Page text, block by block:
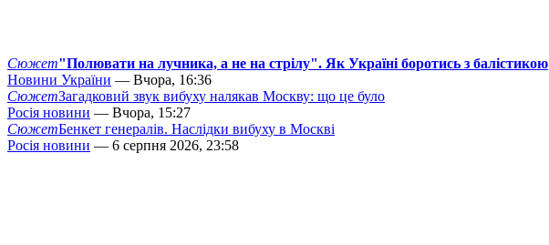
Сюжет"Полювати на лучника, а не на стрілу". Як Україні боротись з балістикою
Новини України — Вчора, 16:36
СюжетЗагадковий звук вибуху налякав Москву: що це було
Росія новини — Вчора, 15:27
СюжетБенкет генералів. Наслідки вибуху в Москві
Росія новини — 6 серпня 2026, 23:58